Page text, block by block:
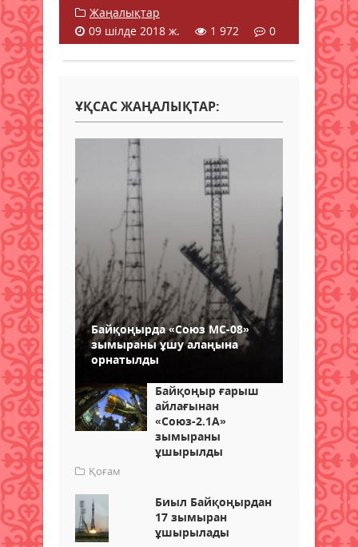
Жаңалықтар
09 шілде 2018 ж.
1 972 0
ҰҚСАС ЖАҢАЛЫҚТАР:
Байқоңырда «Союз MС-08»
зымыраны ұшу алаңына
орнатылды
Байқоңыр ғарыш
айлағынан
«Союз-2.1А»
зымыраны
ұшырылды
Қоғам
Биыл Байқоңырдан
17 зымыран
ұшырылады